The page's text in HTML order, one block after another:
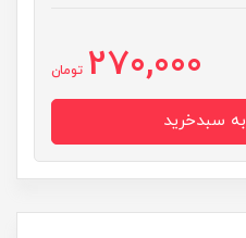
270,000 تومان